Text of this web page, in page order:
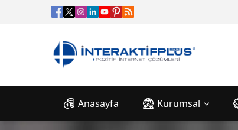
Anasayfa Kurumsal